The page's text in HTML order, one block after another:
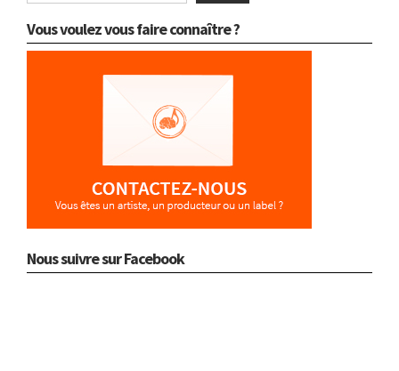
Vous voulez vous faire connaître ?
Nous suivre sur Facebook